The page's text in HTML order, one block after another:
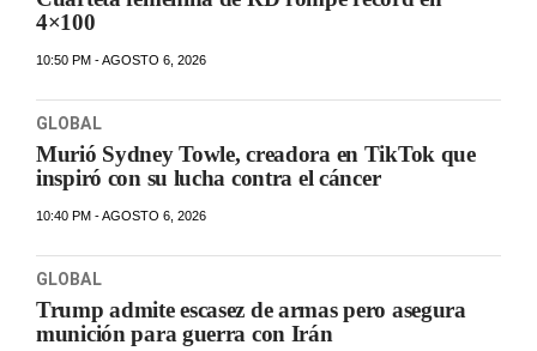
4×100
10:50 PM - AGOSTO 6, 2026
GLOBAL
Murió Sydney Towle, creadora en TikTok que
inspiró con su lucha contra el cáncer
10:40 PM - AGOSTO 6, 2026
GLOBAL
Trump admite escasez de armas pero asegura
munición para guerra con Irán